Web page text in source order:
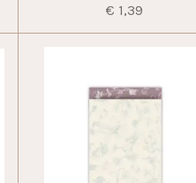
€ 1,39